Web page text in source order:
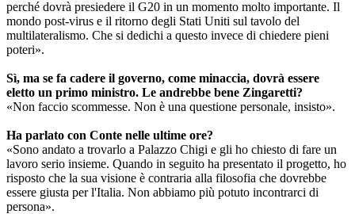
perché dovrà presiedere il G20 in un momento molto importante. Il
mondo post-virus e il ritorno degli Stati Uniti sul tavolo del
multilateralismo. Che si dedichi a questo invece di chiedere pieni
poteri».
Sì, ma se fa cadere il governo, come minaccia, dovrà essere
eletto un primo ministro. Le andrebbe bene Zingaretti?
«Non faccio scommesse. Non è una questione personale, insisto».
Ha parlato con Conte nelle ultime ore?
«Sono andato a trovarlo a Palazzo Chigi e gli ho chiesto di fare un
lavoro serio insieme. Quando in seguito ha presentato il progetto, ho
risposto che la sua visione è contraria alla filosofia che dovrebbe
essere giusta per l'Italia. Non abbiamo più potuto incontrarci di
persona».